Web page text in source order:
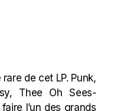
de cet LP. Punk,
Thee Oh Sees-
l’un des grands